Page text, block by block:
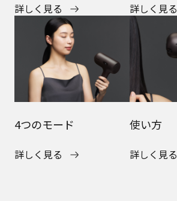
詳しく見る 詳しく見る
4つのモード
詳しく見る
使い方
詳しく見る